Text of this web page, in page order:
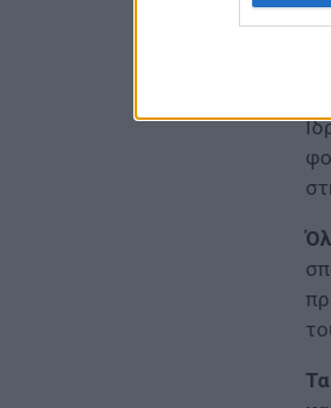
2026: Πόσες προσλήψεις θα